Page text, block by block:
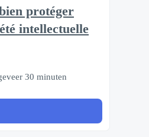
protéger
intellectuelle
30 minuten